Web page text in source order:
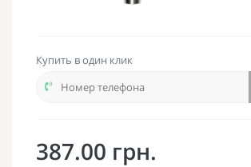
Купить в один клик
387.00 грн.